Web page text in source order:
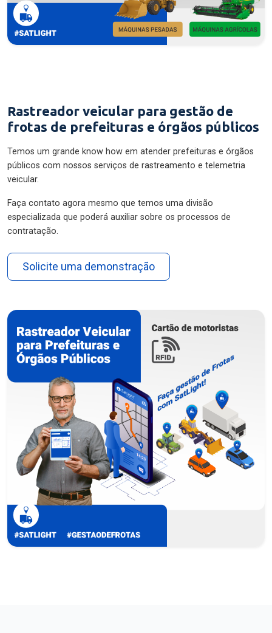
Rastreador veicular para gestão de
frotas de prefeituras e órgãos públicos
Temos um grande know how em atender prefeituras e órgãos
públicos com nossos serviços de rastreamento e telemetria
veicular.
Faça contato agora mesmo que temos uma divisão
especializada que poderá auxiliar sobre os processos de
contratação.
Solicite uma demonstração